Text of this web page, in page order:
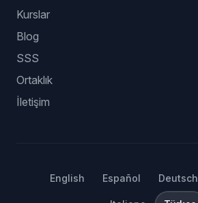
Kurslar
Blog
SSS
Ortaklık
İletişim
English Español Deutsch